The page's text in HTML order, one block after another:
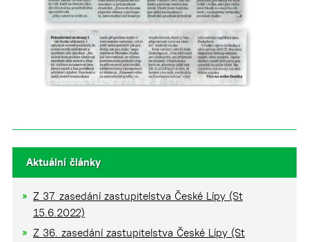
Aktuální články
Z 37. zasedání zastupitelstva České Lípy (St
15.6.2022)
Z 36. zasedání zastupitelstva České Lípy (St